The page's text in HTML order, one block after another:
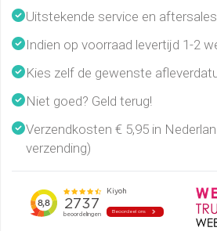
Uitstekende service en aftersales
Indien op voorraad levertijd 1-2
Kies zelf de gewenste
Niet goed? Geld terug!
Verzendkosten € 5,95 in
verzending)